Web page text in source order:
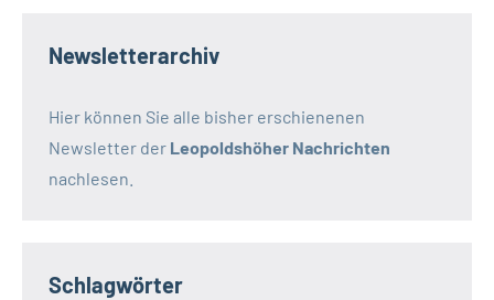
Newsletterarchiv
Hier können Sie alle bisher erschienenen
Newsletter der Leopoldshöher Nachrichten
nachlesen.
Schlagwörter